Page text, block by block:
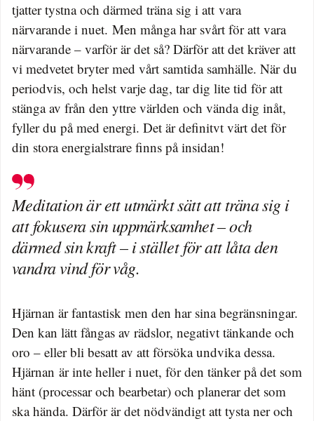
tjatter tystna och därmed träna sig i att vara
närvarande i nuet. Men många har svårt för att vara
närvarande – varför är det så? Därför att det kräver att
vi medvetet bryter med vårt samtida samhälle. När du
periodvis, och helst varje dag, tar dig lite tid för att
stänga av från den yttre världen och vända dig inåt,
fyller du på med energi. Det är definitvt värt det för
din stora energialstrare finns på insidan!
Meditation är ett utmärkt sätt att träna sig i
att fokusera sin uppmärksamhet – och
därmed sin kraft – i stället för att låta den
vandra vind för våg.
Hjärnan är fantastisk men den har sina begränsningar.
Den kan lätt fångas av rädslor, negativt tänkande och
oro – eller bli besatt av att försöka undvika dessa.
Hjärnan är inte heller i nuet, för den tänker på det som
hänt (processar och bearbetar) och planerar det som
ska hända. Därför är det nödvändigt att tysta ner och